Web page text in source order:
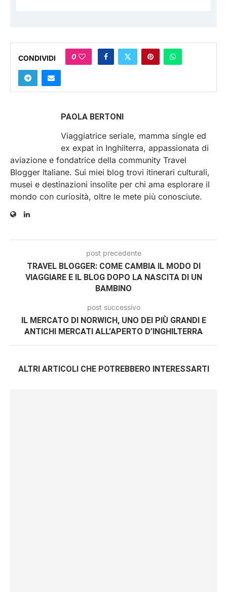
CONDIVIDI 0
PAOLA BERTONI
Viaggiatrice seriale, mamma single ed
ex expat in Inghilterra, appassionata di
aviazione e fondatrice della community Travel
Blogger Italiane. Sui miei blog trovi itinerari culturali,
musei e destinazioni insolite per chi ama esplorare il
mondo con curiosità, oltre le mete più conosciute.
post precedente
TRAVEL BLOGGER: COME CAMBIA IL MODO DI
VIAGGIARE E IL BLOG DOPO LA NASCITA DI UN
BAMBINO
post successivo
IL MERCATO DI NORWICH, UNO DEI PIÙ GRANDI E
ANTICHI MERCATI ALL’APERTO D’INGHILTERRA
ALTRI ARTICOLI CHE POTREBBERO INTERESSARTI